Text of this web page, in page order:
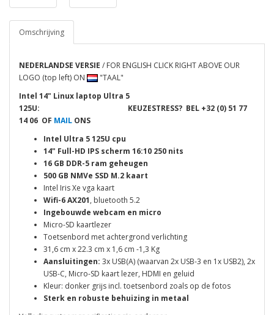
Omschrijving
NEDERLANDSE VERSIE / FOR ENGLISH CLICK RIGHT ABOVE OUR
LOGO (top left) ON
"TAAL"
Intel 14" Linux laptop Ultra 5
125U:
KEUZESTRESS? BEL +32 (0) 51 77
14 06 OF MAIL ONS
Intel Ultra 5 125U cpu
14" Full-HD IPS scherm 16:10 250 nits
16 GB DDR-5 ram geheugen
500 GB NMVe SSD M.2 kaart
Intel Iris Xe vga kaart
Wifi-6 AX201, bluetooth 5.2
Ingebouwde webcam en micro
Micro-SD kaartlezer
Toetsenbord met achtergrond verlichting
31,6 cm x 22.3 cm x 1,6 cm -1,3 Kg
Aansluitingen: 3x USB(A) (waarvan 2x USB-3 en 1x USB2), 2x
USB-C, Micro-SD kaart lezer, HDMI en geluid
Kleur: donker grijs incl. toetsenbord zoals op de fotos
Sterk en robuste behuizing in metaal